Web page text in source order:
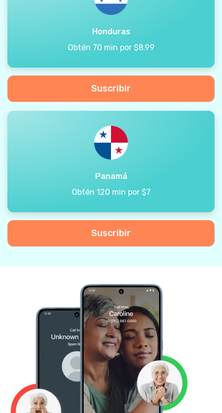
Honduras
Obtén 70 min por $8.99
Suscribir
Panamá
Obtén 120 min por $7
Suscribir